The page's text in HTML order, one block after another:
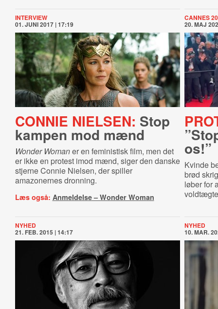
INTERVIEW
01. JUNI 2017 | 17:19
CONNIE NIELSEN: Stop
kampen mod mænd
Wonder Womaner en feministisk film, men det
er ikke en protest imod mænd, siger den danske
stjerne Connie Nielsen, der spiller
amazonernes dronning.
Læs også: Anmeldelse – Wonder Woman
CANNES
20. MAJ
os!”
Kvinde
brød
løber for
NYHED
21. FEB. 2015 | 14:17
NYHED
10. MAR.